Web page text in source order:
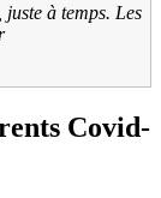
à temps. Les
Covid-